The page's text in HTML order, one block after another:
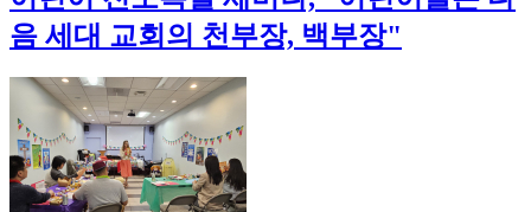
음 세대 교회의 천부장, 백부장"